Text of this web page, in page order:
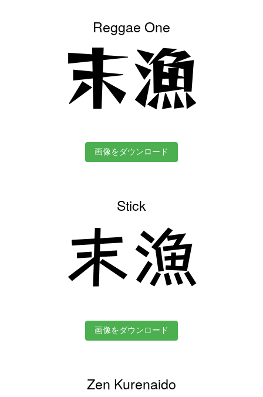
Reggae One
末漁
画像をダウンロード
Stick
末漁
画像をダウンロード
Zen Kurenaido